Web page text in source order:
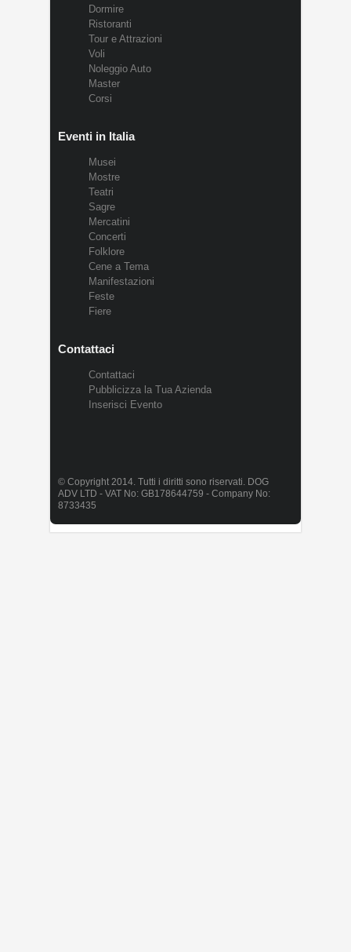
Dormire
Ristoranti
Tour e Attrazioni
Voli
Noleggio Auto
Master
Corsi
Eventi in Italia
Musei
Mostre
Teatri
Sagre
Mercatini
Concerti
Folklore
Cene a Tema
Manifestazioni
Feste
Fiere
Contattaci
Contattaci
Pubblicizza la Tua Azienda
Inserisci Evento
© Copyright 2014. Tutti i diritti sono riservati. DOG
ADV LTD - VAT No: GB178644759 - Company No:
8733435